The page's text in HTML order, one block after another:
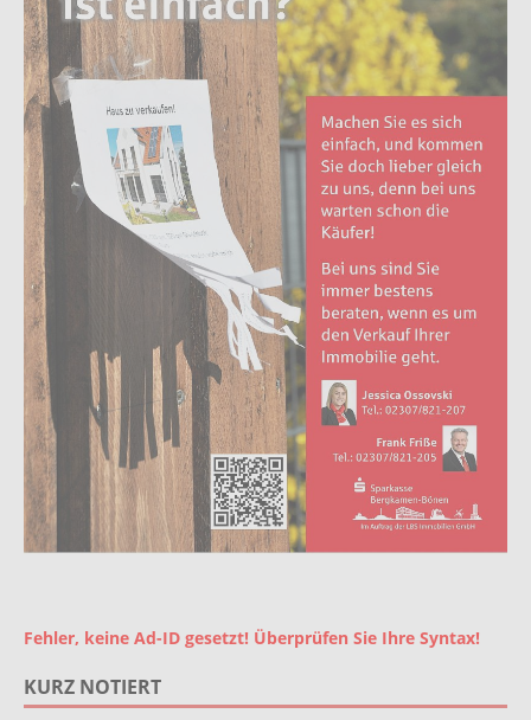
Fehler, keine Ad-ID gesetzt! Überprüfen Sie Ihre Syntax!
KURZ NOTIERT